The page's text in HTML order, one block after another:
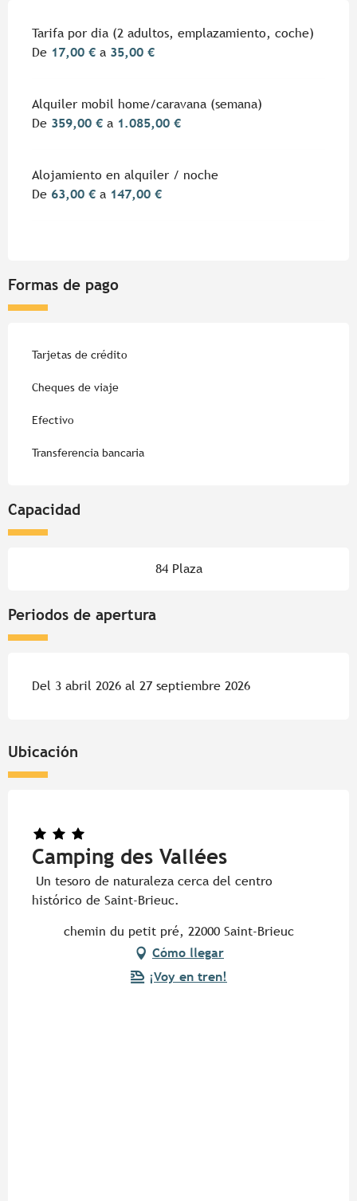
Tarifas 2026
Tarifa por dia (2 adultos, emplazamiento, coche)
De 17,00 € a 35,00 €
Alquiler mobil home/caravana (semana)
De 359,00 € a 1.085,00 €
Alojamiento en alquiler / noche
De 63,00 € a 147,00 €
Formas de pago
Tarjetas de crédito
Cheques de viaje
Efectivo
Transferencia bancaria
Capacidad
84 Plaza
Periodos de apertura
Del 3 abril 2026 al 27 septiembre 2026
Ubicación
Camping des Vallées
Un tesoro de naturaleza cerca del centro
histórico de Saint-Brieuc.
chemin du petit pré, 22000 Saint-Brieuc
Cómo llegar
¡Voy en tren!